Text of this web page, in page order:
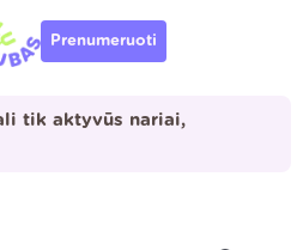
Prenumeruoti
tik aktyvūs nariai,